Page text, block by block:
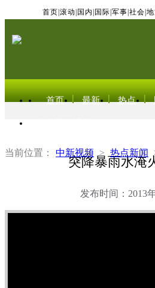
首页 滚动 国内 国际 军事 社会
首页 最新 热点
当前位置： 中新视频 > 热点新闻
突降暴雨水淹
发布时间：2013